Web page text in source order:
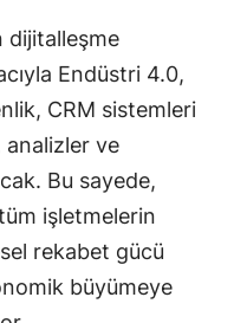
dijitalleşme
Endüstri 4.0,
CRM sistemleri
analizler ve
Bu sayede,
işletmelerin
rekabet gücü
büyümeye